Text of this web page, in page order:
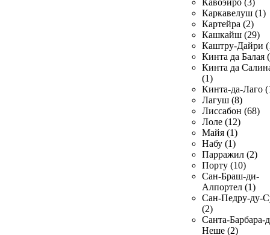
Кавоэйро (3)
Каркавелуш (1)
Картейра (2)
Кашкайш (29)
Каштру-Дайри
Кинта да Балая
Кинта да
(1)
Кинта-да-Лаго
Лагуш (8)
Лиссабон (68)
Лоле (12)
Майя (1)
Набу (1)
Парражил (2)
Порту (10)
Сан-Браш-ди-
Алпортел (1)
Сан-Педру-ду-
(2)
Санта-Барбара-
Неше (2)